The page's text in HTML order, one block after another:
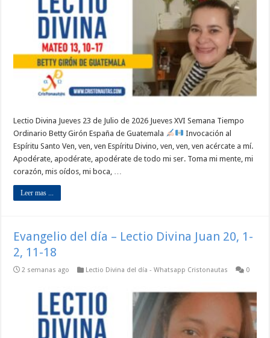
Lectio Divina Jueves 23 de Julio de 2026 Jueves XVI Semana Tiempo
Ordinario Betty Girón España de Guatemala
Invocación al
Espíritu Santo Ven, ven, ven Espíritu Divino, ven, ven, ven acércate a mí.
Apodérate, apodérate, apodérate de todo mi ser. Toma mi mente, mi
corazón, mis oídos, mi boca, …
Leer mas ...
Evangelio del día – Lectio Divina Juan 20, 1-
2, 11-18
2 semanas ago Lectio Divina del día - Whatsapp Cristonautas 0